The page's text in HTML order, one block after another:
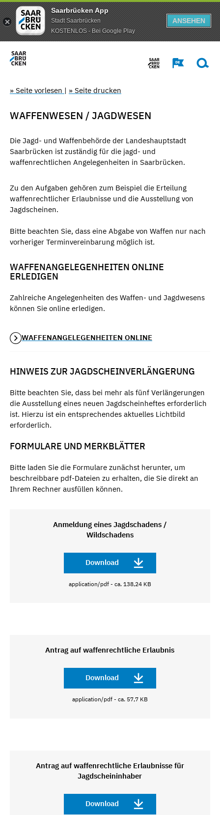
Saarbrücken App
Stadt Saarbrücken
KOSTENLOS - Bei Google Play
ANSEHEN
» Seite vorlesen | » Seite drucken
WAFFENWESEN / JAGDWESEN
Die Jagd- und Waffenbehörde der Landeshauptstadt
Saarbrücken ist zuständig für die jagd- und
waffenrechtlichen Angelegenheiten in Saarbrücken.
Zu den Aufgaben gehören zum Beispiel die Erteilung
waffenrechtlicher Erlaubnisse und die Ausstellung von
Jagdscheinen.
Bitte beachten Sie, dass eine Abgabe von Waffen nur nach
vorheriger Terminvereinbarung möglich ist.
WAFFENANGELEGENHEITEN ONLINE
ERLEDIGEN
Zahlreiche Angelegenheiten des Waffen- und Jagdwesens
können Sie online erledigen.
WAFFENANGELEGENHEITEN ONLINE
HINWEIS ZUR JAGDSCHEINVERLÄNGERUNG
Bitte beachten Sie, dass bei mehr als fünf Verlängerungen
die Ausstellung eines neuen Jagdscheinheftes erforderlich
ist. Hierzu ist ein entsprechendes aktuelles Lichtbild
erforderlich.
FORMULARE UND MERKBLÄTTER
Bitte laden Sie die Formulare zunächst herunter, um
beschreibbare pdf-Dateien zu erhalten, die Sie direkt an
Ihrem Rechner ausfüllen können.
Anmeldung eines Jagdschadens /
Wildschadens
Download
application/pdf - ca. 138,24 KB
Antrag auf waffenrechtliche Erlaubnis
Download
application/pdf - ca. 57,7 KB
Antrag auf waffenrechtliche Erlaubnisse für
Jagdscheininhaber
Download